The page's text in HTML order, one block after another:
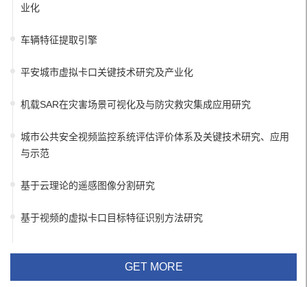
业化
车辆特征提取引擎
平安城市虚拟卡口关键技术研究及产业化
机载SAR在灾害场景可视化及与防灾救灾集成应用研究
城市公共安全视频监控系统评估评价体系及关键技术研究、应用
与示范
基于云理论的遥感图像分割研究
基于视频的虚拟卡口目标特征识别方法研究
GET MORE